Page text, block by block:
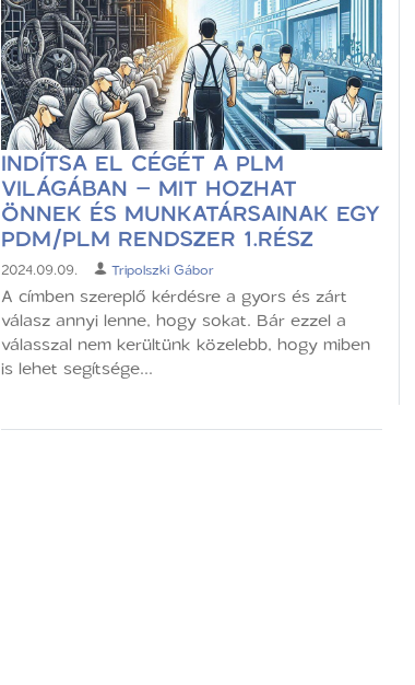
INDÍTSA EL CÉGÉT A PLM
VILÁGÁBAN – MIT HOZHAT
ÖNNEK ÉS MUNKATÁRSAINAK EGY
PDM/PLM RENDSZER 1.RÉSZ
2024.09.09. Tripolszki Gábor
A címben szereplő kérdésre a gyors és zárt
válasz annyi lenne, hogy sokat. Bár ezzel a
válasszal nem kerültünk közelebb, hogy miben
is lehet segítsége...